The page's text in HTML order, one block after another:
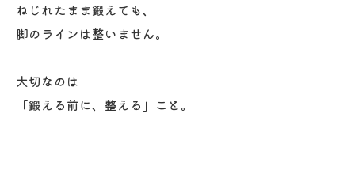
ねじれたまま鍛えても、
脚のラインは整いません。
大切なのは
「鍛える前に、整える」こと。